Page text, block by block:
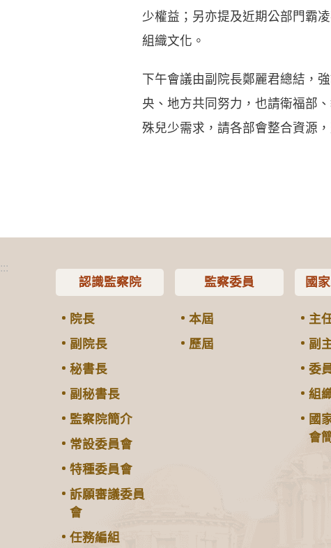
少權益；另亦提及近期公部門霸
組織文化。
下午會議由副院長鄭麗君總結，
央、地方共同努力，也請衛福部
殊兒少需求，請各部會整合資源
:::
認識監察院
院長
副院長
秘書長
副秘書長
監察院簡介
常設委員會
特種委員會
訴願審議委員
會
任務編組
監察委員
本屆
歷屆
國
主
副
委
組
國
會